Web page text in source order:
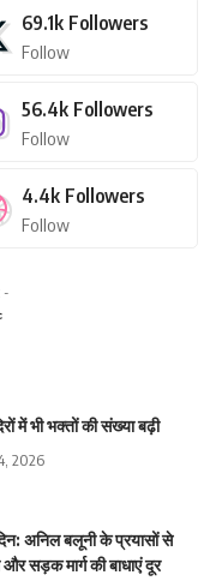
69.1k Followers
Follow
56.4k Followers
Follow
4.4k Followers
Follow
-
में भी भक्तों की संख्या बढ़ी
2026
अनिल बलूनी के प्रयासों से
सड़क मार्ग की बाधाएं दूर